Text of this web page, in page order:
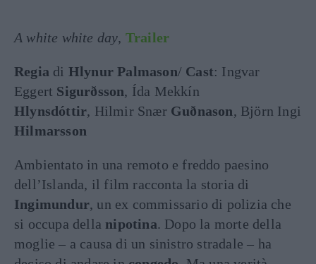
A white white day, Trailer
Regia di Hlynur Palmason/ Cast: Ingvar
Eggert Sigurðsson, Ída Mekkín
Hlynsdóttir, Hilmir Snær Guðnason, Björn Ingi
Hilmarsson
Ambientato in una remoto e freddo paesino
dell’Islanda, il film racconta la storia di
Ingimundur, un ex commissario di polizia che
si occupa della nipotina. Dopo la morte della
moglie – a causa di un sinistro stradale – ha